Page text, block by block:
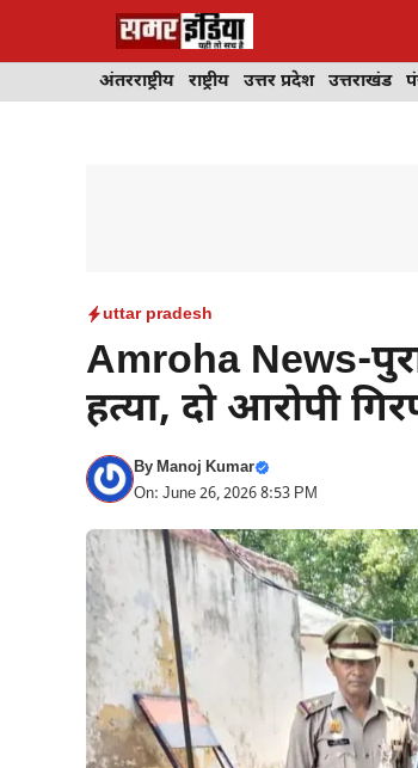
अंतरराष्ट्रीय राष्ट्रीय उत्तर प्रदेश उत्तराखंड
uttar pradesh
Amroha News-
हत्या, दो आरोपी
ByManoj Kumar
On: June 26, 2026 8:53 PM